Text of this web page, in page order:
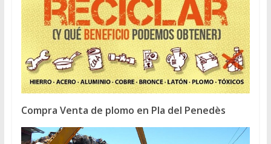
Compra Venta de plomo en Pla del Penedès